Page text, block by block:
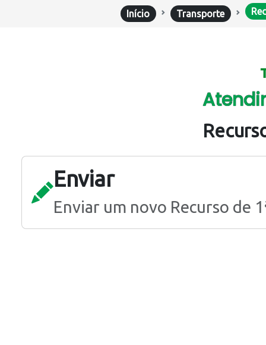
Início Transporte
Enviar
Enviar um novo Recurso de